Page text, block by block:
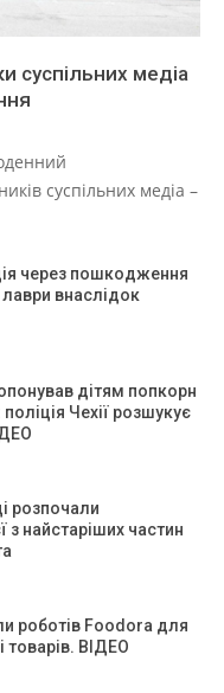
суспільних медіа
суспільних медіа –
через пошкодження
внаслідок
дітям попкорн
Чехії розшукує
розпочали
з найстаріших частин
роботів Foodora для
товарів. ВІДЕО